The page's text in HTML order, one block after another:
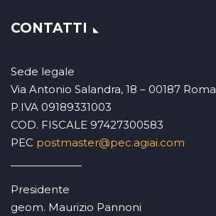
CONTATTI
Sede legale
Via Antonio Salandra, 18 – 00187 Roma
P.IVA 09189331003
COD. FISCALE 97427300583
PEC postmaster@pec.agiai.com
Presidente
geom. Maurizio Pannoni